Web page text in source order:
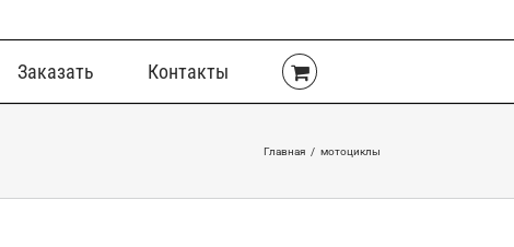
Заказать Контакты
Главная / мотоциклы